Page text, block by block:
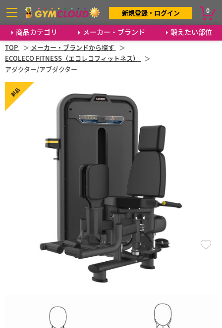
商品カテゴリ メーカー・ブランド 鍛えたい部位
新規登録・ログイン 0
TOP
メーカー・ブランドから探す
ECOLECO FITNESS（エコレコフィットネス）
アダクター/アブダクター
新品